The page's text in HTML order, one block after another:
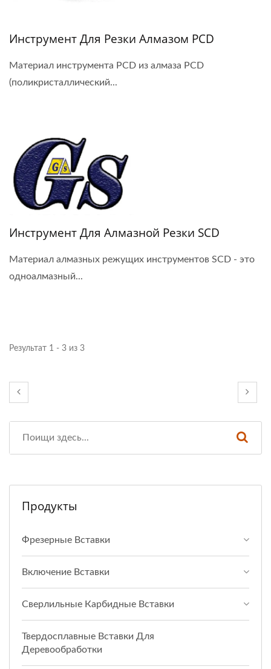
Инструмент Для Резки Алмазом PCD
Материал инструмента PCD из алмаза PCD
(поликристаллический...
Инструмент Для Алмазной Резки SCD
Материал алмазных режущих инструментов SCD - это
одноалмазный...
Результат 1 - 3 из 3
Продукты
Фрезерные Вставки
Включение Вставки
Сверлильные Карбидные Вставки
Твердосплавные Вставки Для
Деревообработки